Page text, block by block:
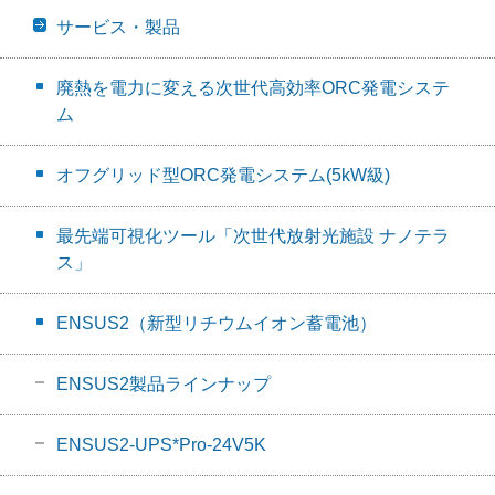
サービス・製品
廃熱を電力に変える次世代高効率ORC発電システ
ム
オフグリッド型ORC発電システム(5kW級)
最先端可視化ツール「次世代放射光施設 ナノテラ
ス」
ENSUS2（新型リチウムイオン蓄電池）
ENSUS2製品ラインナップ
ENSUS2-UPS*Pro-24V5K